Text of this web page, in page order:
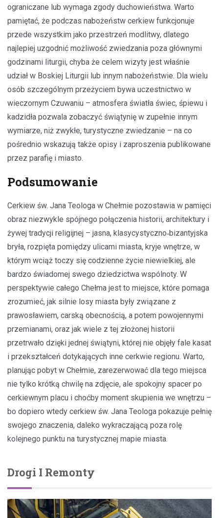
ograniczane lub wymaga zgody duchowieństwa. Warto
pamiętać, że podczas nabożeństw cerkiew funkcjonuje
przede wszystkim jako przestrzeń modlitwy, dlatego
najlepiej uzgodnić możliwość zwiedzania poza głównymi
godzinami liturgii, chyba że celem wizyty jest właśnie
udział w Boskiej Liturgii lub innym nabożeństwie. Dla wielu
osób szczególnym przeżyciem bywa uczestnictwo w
wieczornym Czuwaniu – atmosfera światła świec, śpiewu i
kadzidła pozwala zobaczyć świątynię w zupełnie innym
wymiarze, niż zwykłe, turystyczne zwiedzanie – na co
pośrednio wskazują także opisy i zaproszenia publikowane
przez parafię i miasto.
Podsumowanie
Cerkiew św. Jana Teologa w Chełmie pozostawia w pamięci
obraz niezwykle spójnego połączenia historii, architektury i
żywej tradycji religijnej – jasna, klasycystyczno‑bizantyjska
bryła, rozpięta pomiędzy ulicami miasta, kryje wnętrze, w
którym wciąż toczy się codzienne życie niewielkiej, ale
bardzo świadomej swego dziedzictwa wspólnoty. W
perspektywie całego Chełma jest to miejsce, które pomaga
zrozumieć, jak silnie losy miasta były związane z
prawosławiem, carską obecnością, a potem powojennymi
przemianami, oraz jak wiele z tej złożonej historii
przetrwało dzięki jednej świątyni, której nie objęły fale kasat
i przekształceń dotykających inne cerkwie regionu. Warto,
planując pobyt w Chełmie, zarezerwować dla tego miejsca
nie tylko krótką chwilę na zdjęcie, ale spokojny spacer po
cerkiewnym placu i choćby moment skupienia we wnętrzu –
bo dopiero wtedy cerkiew św. Jana Teologa pokazuje pełnię
swojego znaczenia, daleko wykraczającą poza rolę
kolejnego punktu na turystycznej mapie miasta.
Drogi I Remonty